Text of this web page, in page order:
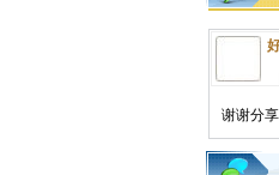
谢谢分